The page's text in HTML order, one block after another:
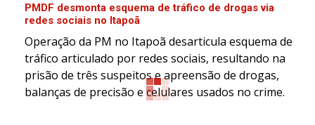
PMDF desmonta esquema de tráfico de drogas via
redes sociais no Itapoã
Operação da PM no Itapoã desarticula esquema de
tráfico articulado por redes sociais, resultando na
prisão de três suspeitos e apreensão de drogas,
balanças de precisão e celulares usados no crime.